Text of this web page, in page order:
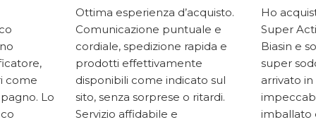
come
Lo
Ottima esperienza d’acquisto.
Comunicazione puntuale e
cordiale, spedizione rapida e
prodotti effettivamente
disponibili come indicato sul
sito, senza sorprese o ritardi.
Servizio affidabile e
Ho
Super
Biasin e
super
arrivato
imballato